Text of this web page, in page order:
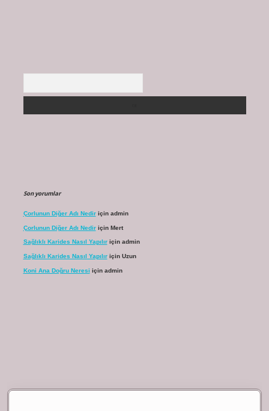
Son yorumlar
Çorlunun Diğer Adı Nediriçin admin
Çorlunun Diğer Adı Nediriçin Mert
Sağlıklı Karides Nasıl Yapılıriçin admin
Sağlıklı Karides Nasıl Yapılıriçin Uzun
Koni Ana Doğru Neresi için admin